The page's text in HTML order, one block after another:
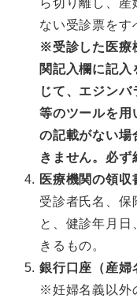
ら切り離し、産
ない受診票をす
※受診した医療
関記入欄に記
じて、エジンバ
等のツールを用
の記載がない場
きません。必ず
医療機関の領収
受診者氏名、保
と、健診年月
きるもの。
銀行口座（産婦
※妊婦名義以外